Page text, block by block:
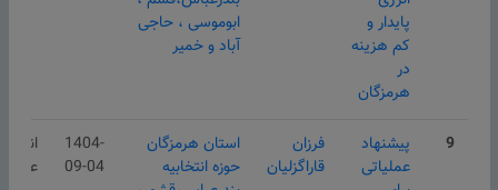
پایدار و
کم هزینه
در
هرمزگان
ابوموسی ، حاجی
آباد و خمیر
9
پیشنهاد
عملیاتی
فرزان
قاراگزلیان
استان هرمزگان
حوزه انتخابیه
1404-
09-04
انتشار